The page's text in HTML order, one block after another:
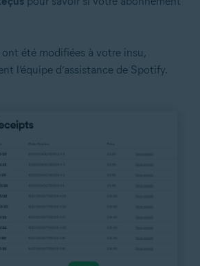
été modifiées à votre insu,
l’équipe d’assistance de Spotify.